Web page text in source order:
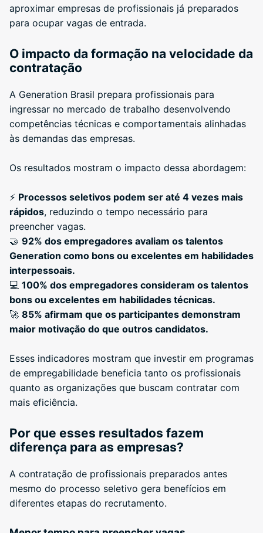
aproximar empresas de profissionais já preparados
para ocupar vagas de entrada.
O impacto da formação na velocidade da
contratação
A Generation Brasil prepara profissionais para
ingressar no mercado de trabalho desenvolvendo
competências técnicas e comportamentais alinhadas
às demandas das empresas.
Os resultados mostram o impacto dessa abordagem:
⚡ Processos seletivos podem ser até 4 vezes mais
rápidos, reduzindo o tempo necessário para
preencher vagas.
🤝 92% dos empregadores avaliam os talentos
Generation como bons ou excelentes em habilidades
interpessoais.
💻 100% dos empregadores consideram os talentos
bons ou excelentes em habilidades técnicas.
🚀 85% afirmam que os participantes demonstram
maior motivação do que outros candidatos.
Esses indicadores mostram que investir em programas
de empregabilidade beneficia tanto os profissionais
quanto as organizações que buscam contratar com
mais eficiência.
Por que esses resultados fazem
diferença para as empresas?
A contratação de profissionais preparados antes
mesmo do processo seletivo gera benefícios em
diferentes etapas do recrutamento.